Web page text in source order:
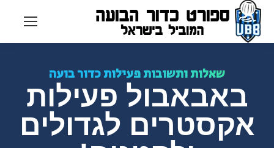
שאלות ותשובות פעילות כדור בועה
באבאבול פעילות
אקסטרים לגדולים